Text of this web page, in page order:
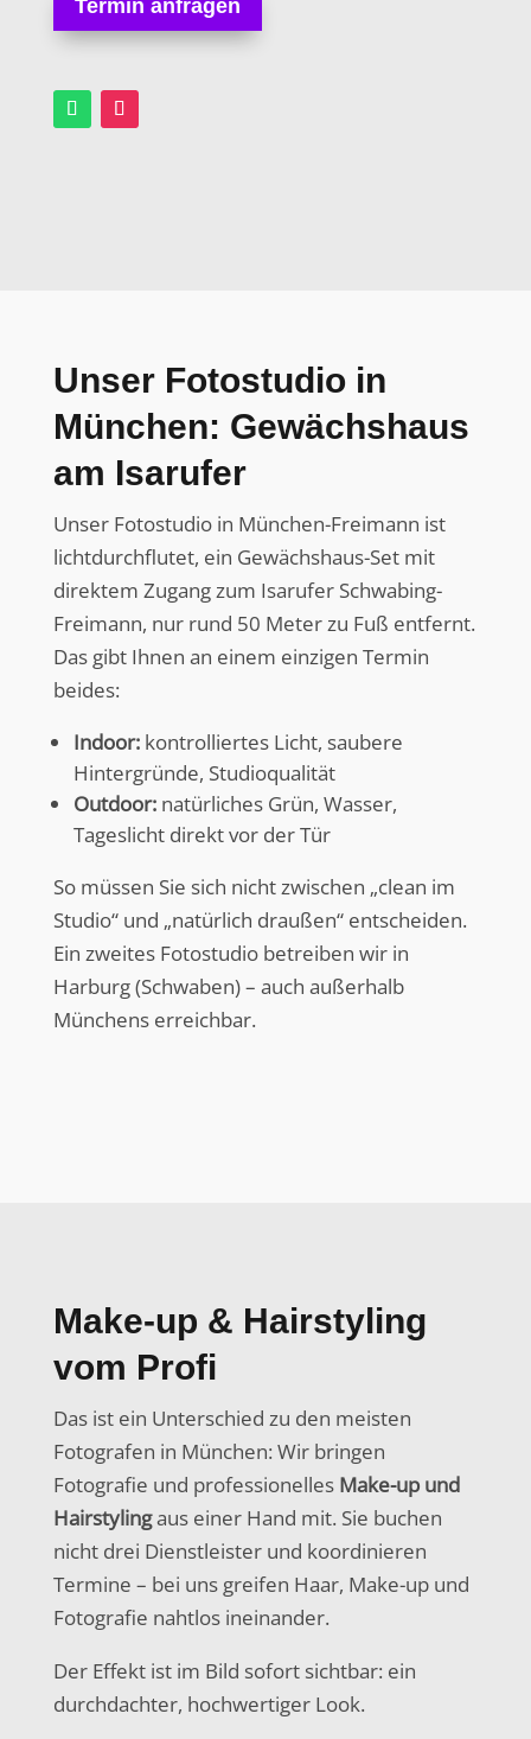
Termin anfragen
Unser Fotostudio in
München: Gewächshaus
am Isarufer
Unser Fotostudio in München-Freimann ist
lichtdurchflutet, ein Gewächshaus-Set mit
direktem Zugang zum Isarufer Schwabing-
Freimann, nur rund 50 Meter zu Fuß entfernt.
Das gibt Ihnen an einem einzigen Termin
beides:
Indoor:kontrolliertes Licht, saubere
Hintergründe, Studioqualität
Outdoor:natürliches Grün, Wasser,
Tageslicht direkt vor der Tür
So müssen Sie sich nicht zwischen „clean im
Studio“ und „natürlich draußen“ entscheiden.
Ein zweites Fotostudio betreiben wir in
Harburg (Schwaben) – auch außerhalb
Münchens erreichbar.
Make-up & Hairstyling
vom Profi
Das ist ein Unterschied zu den meisten
Fotografen in München: Wir bringen
Fotografie und professionelles Make-up und
Hairstylingaus einer Hand mit. Sie buchen
nicht drei Dienstleister und koordinieren
Termine – bei uns greifen Haar, Make-up und
Fotografie nahtlos ineinander.
Der Effekt ist im Bild sofort sichtbar: ein
durchdachter, hochwertiger Look.